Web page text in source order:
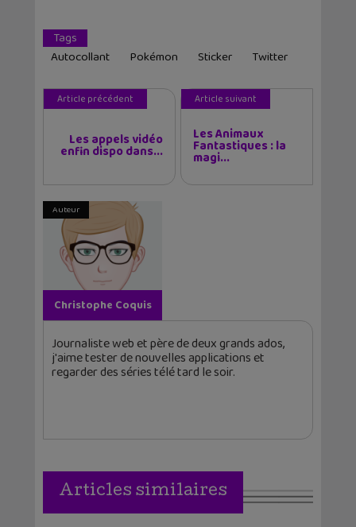
Tags
Autocollant
Pokémon Sticker Twitter
Article précédent
Les appels vidéo
enfin dispo dans...
Article suivant
Les Animaux
Fantastiques : la
magi...
Auteur
Christophe Coquis
Journaliste web et père de deux grands ados,
j'aime tester de nouvelles applications et
regarder des séries télé tard le soir.
Articles similaires